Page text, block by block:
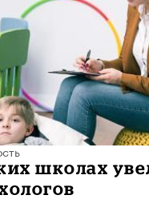
школах